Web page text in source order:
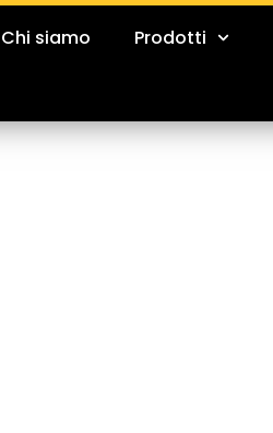
Chi siamo Prodotti